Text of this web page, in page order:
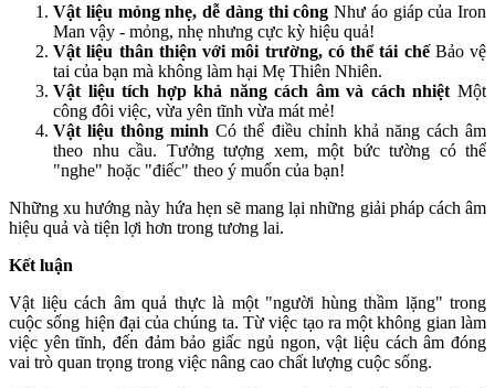
Vật liệu mỏng nhẹ, dễ dàng thi công Như áo giáp của Iron
Man vậy - mỏng, nhẹ nhưng cực kỳ hiệu quả!
Vật liệu thân thiện với môi trường, có thể tái chếBảo vệ
tai của bạn mà không làm hại Mẹ Thiên Nhiên.
Vật liệu tích hợp khả năng cách âm và cách nhiệt Một
công đôi việc, vừa yên tĩnh vừa mát mẻ!
Vật liệu thông minh Có thể điều chỉnh khả năng cách âm
theo nhu cầu. Tưởng tượng xem, một bức tường có thể
"nghe" hoặc "điếc" theo ý muốn của bạn!
Những xu hướng này hứa hẹn sẽ mang lại những giải pháp cách âm
hiệu quả và tiện lợi hơn trong tương lai.
Kết luận
Vật liệu cách âm quả thực là một "người hùng thầm lặng" trong
cuộc sống hiện đại của chúng ta. Từ việc tạo ra một không gian làm
việc yên tĩnh, đến đảm bảo giấc ngủ ngon, vật liệu cách âm đóng
vai trò quan trọng trong việc nâng cao chất lượng cuộc sống.